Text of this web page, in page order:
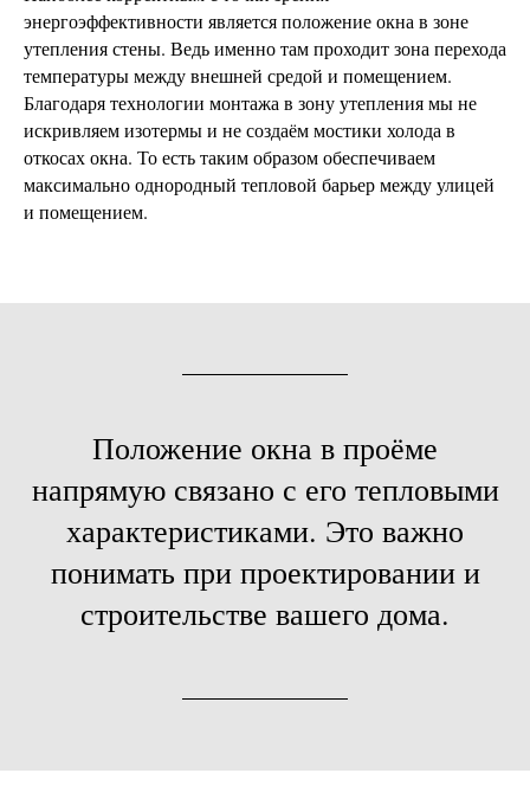
энергоэффективности является положение окна в зоне
утепления стены. Ведь именно там проходит зона перехода
температуры между внешней средой и помещением.
Благодаря технологии монтажа в зону утепления мы не
искривляем изотермы и не создаём мостики холода в
откосах окна. То есть таким образом обеспечиваем
максимально однородный тепловой барьер между улицей
и помещением.
Положение окна в проёме
напрямую связано с его тепловыми
характеристиками. Это важно
понимать при проектировании и
строительстве вашего дома.